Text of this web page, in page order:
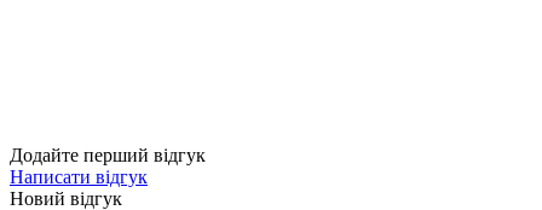
Додайте перший відгук
Написати відгук
Новий відгук